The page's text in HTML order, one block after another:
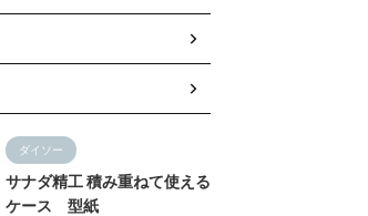
ダイソー
サナダ精工 積み重ねて使える
ケース 型紙